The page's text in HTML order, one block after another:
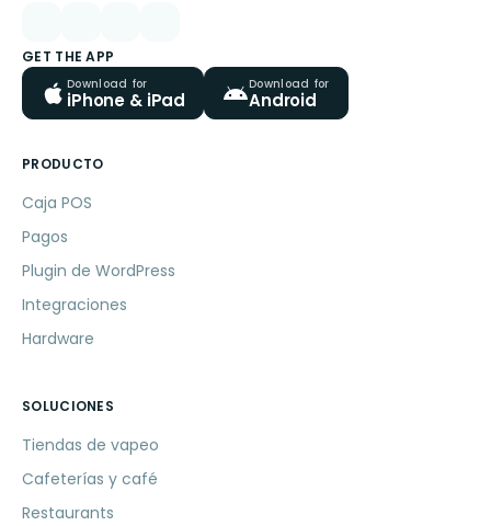
GET THE APP
Download for
iPhone & iPad
Download for
Android
PRODUCTO
Caja POS
Pagos
Plugin de WordPress
Integraciones
Hardware
SOLUCIONES
Tiendas de vapeo
Cafeterías y café
Restaurants